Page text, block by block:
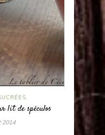
lit de spéculos
2014